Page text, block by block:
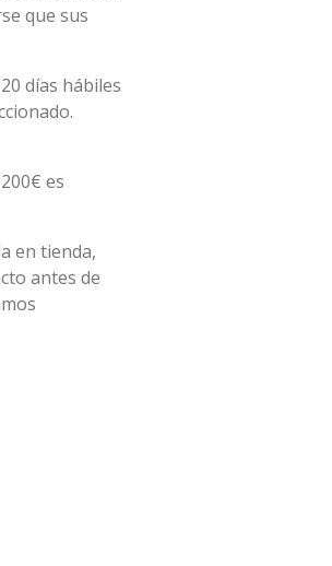
que sus
días hábiles
es
en tienda,
antes de